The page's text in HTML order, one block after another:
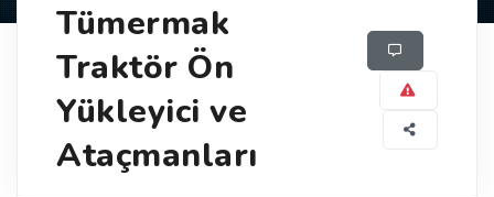
ÜRÜNLER
Tümermak
Traktör Ön
Yükleyici ve
Ataçmanları